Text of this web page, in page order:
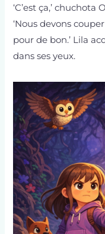
‘C’est ça,’
‘Nous devons
pour de bon.’ Lila
dans ses yeux.